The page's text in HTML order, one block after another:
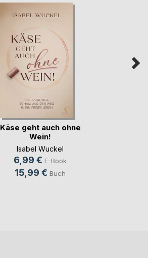
Käse geht auch ohne
Wein!
Isabel Wuckel
6,99 € E-Book
15,99 € Buch